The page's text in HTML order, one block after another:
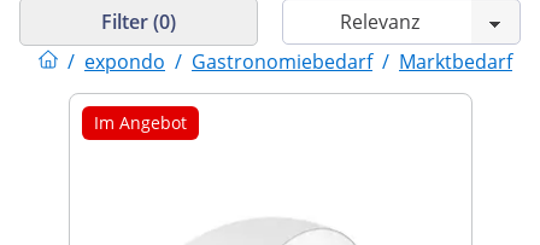
/ expondo / Gastronomiebedarf / Marktbedarf
Filter (0)
Im Angebot